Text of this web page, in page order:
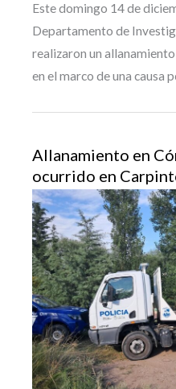
Este domingo 14 de
Departamento de
realizaron un
en el marco de una causa
Allanamiento en
ocurrido en